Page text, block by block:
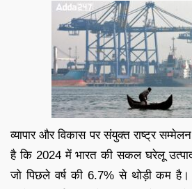
व्यापार और विकास पर संयुक्त राष्ट्र
है कि 2024 में भारत की सकल घरेलू उत्पाद
जो पिछले वर्ष की 6.7% से थोड़ी कम